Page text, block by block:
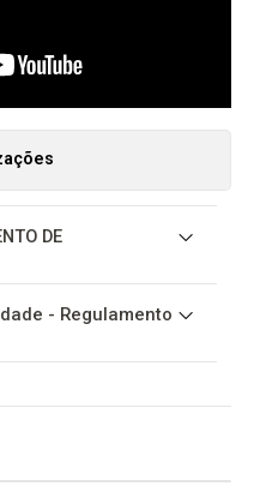
DE
- Regulamento